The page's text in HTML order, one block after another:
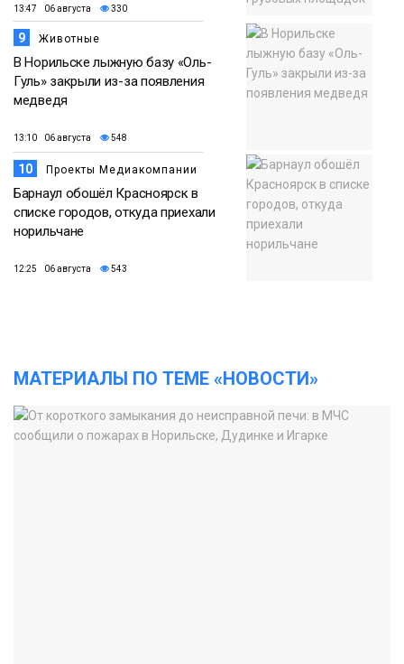
13:47 06 августа 330
9 Животные
В Норильске лыжную базу «Оль-
Гуль» закрыли из-за появления
медведя
13:10 06 августа 548
10 Проекты Медиакомпании
Барнаул обошёл Красноярск в
списке городов, откуда приехали
норильчане
12:25 06 августа 543
МАТЕРИАЛЫ ПО ТЕМЕ «НОВОСТИ»